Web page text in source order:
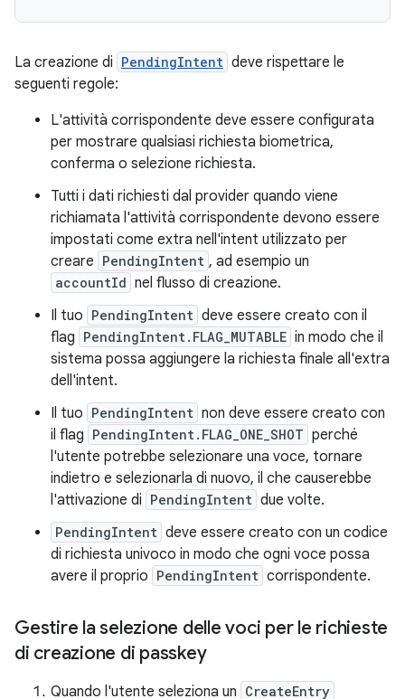
La creazione di PendingIntent deve rispettare le
seguenti regole:
L'attività corrispondente deve essere configurata
per mostrare qualsiasi richiesta biometrica,
conferma o selezione richiesta.
Tutti i dati richiesti dal provider quando viene
richiamata l'attività corrispondente devono essere
impostati come extra nell'intent utilizzato per
creare PendingIntent , ad esempio un
accountId nel flusso di creazione.
Il tuo PendingIntent deve essere creato con il
flag PendingIntent.FLAG_MUTABLE in modo che il
sistema possa aggiungere la richiesta finale all'extra
dell'intent.
Il tuo PendingIntent non deve essere creato con
il flag PendingIntent.FLAG_ONE_SHOT perché
l'utente potrebbe selezionare una voce, tornare
indietro e selezionarla di nuovo, il che causerebbe
l'attivazione di PendingIntent due volte.
PendingIntent deve essere creato con un codice
di richiesta univoco in modo che ogni voce possa
avere il proprio PendingIntent corrispondente.
Gestire la selezione delle voci per le richieste
di creazione di passkey
Quando l'utente seleziona un CreateEntry